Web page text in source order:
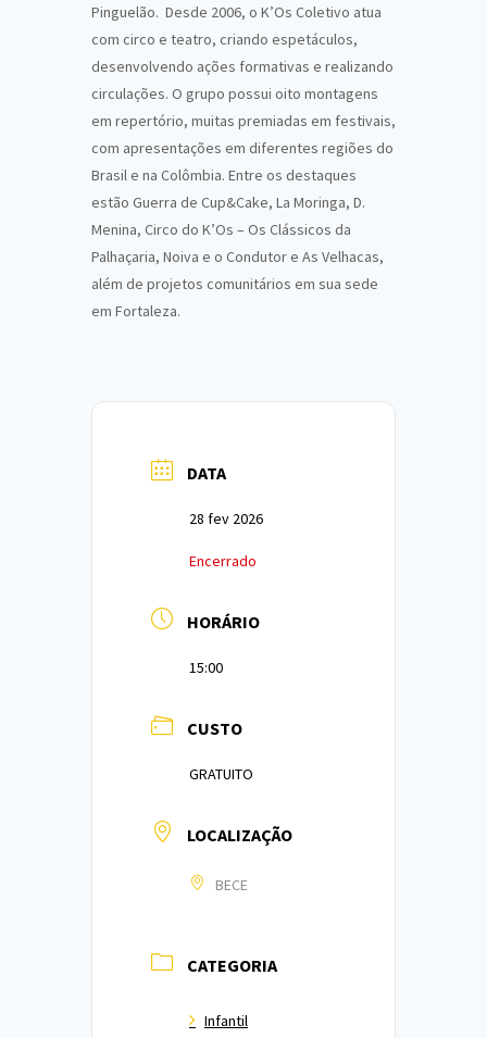
Pinguelão. Desde 2006, o K’Os Coletivo atua
com circo e teatro, criando espetáculos,
desenvolvendo ações formativas e realizando
circulações. O grupo possui oito montagens
em repertório, muitas premiadas em festivais,
com apresentações em diferentes regiões do
Brasil e na Colômbia. Entre os destaques
estão Guerra de Cup&Cake, La Moringa, D.
Menina, Circo do K’Os – Os Clássicos da
Palhaçaria, Noiva e o Condutor e As Velhacas,
além de projetos comunitários em sua sede
em Fortaleza.
DATA
28 fev 2026
Encerrado
HORÁRIO
15:00
CUSTO
GRATUITO
LOCALIZAÇÃO
BECE
CATEGORIA
Infantil